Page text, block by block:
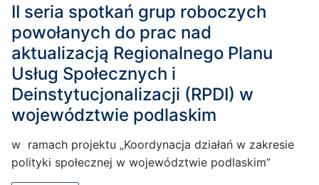
II seria spotkań grup roboczych
powołanych do prac nad
aktualizacją Regionalnego Planu
Usług Społecznych i
Deinstytucjonalizacji (RPDI) w
województwie podlaskim
w ramach projektu „Koordynacja działań w zakresie
polityki społecznej w województwie podlaskim”